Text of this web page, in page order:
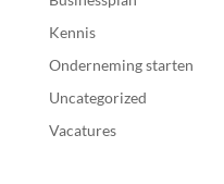
Kennis
Onderneming starten
Uncategorized
Vacatures